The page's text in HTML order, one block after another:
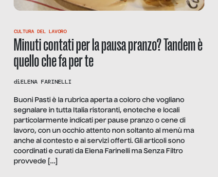
CULTURA DEL LAVORO
Minuti contati per la pausa pranzo? Tandem è
quello che fa per te
diELENA FARINELLI
Buoni Pasti è la rubrica aperta a coloro che vogliano
segnalare in tutta Italia ristoranti, enoteche e locali
particolarmente indicati per pause pranzo o cene di
lavoro, con un occhio attento non soltanto al menù ma
anche al contesto e ai servizi offerti. Gli articoli sono
coordinati e curati da Elena Farinelli ma Senza Filtro
provvede […]